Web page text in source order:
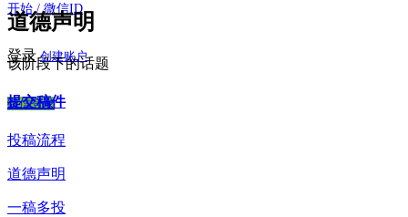
开始 / 微信ID
登录 创建账户
微信登录
道德声明
该阶段下的话题
提交稿件
投稿流程
道德声明
一稿多投